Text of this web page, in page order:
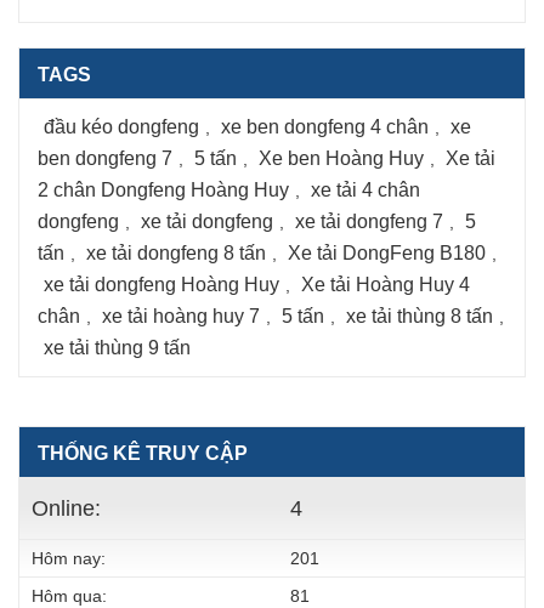
TAGS
đầu kéo dongfeng , xe ben dongfeng 4 chân ,
xe
ben dongfeng 7 , 5 tấn , Xe ben Hoàng Huy ,
Xe tải
2 chân Dongfeng Hoàng Huy ,
xe tải 4 chân
dongfeng , xe tải dongfeng , xe tải dongfeng 7 ,
5
tấn , xe tải dongfeng 8 tấn , Xe tải DongFeng B180 ,
xe tải dongfeng Hoàng Huy ,
Xe tải Hoàng Huy 4
chân , xe tải hoàng huy 7 , 5 tấn , xe tải thùng 8 tấn ,
xe tải thùng 9 tấn
THỐNG KÊ TRUY CẬP
Online: 4
Hôm nay:
201
Hôm qua:
81